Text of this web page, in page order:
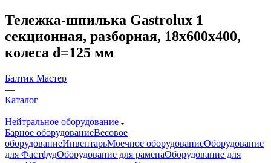
Тележка-шпилька Gastroluх 1
секционная, разборная, 18х600х400,
колеса d=125 мм
Балтик Мастер
—
Каталог
—
Нейтральное оборудование
Барное оборудованиеВесовое
оборудованиеИнвентарьМоечное оборудованиеОборудование
для ФастфудОборудование для раменаОборудование для